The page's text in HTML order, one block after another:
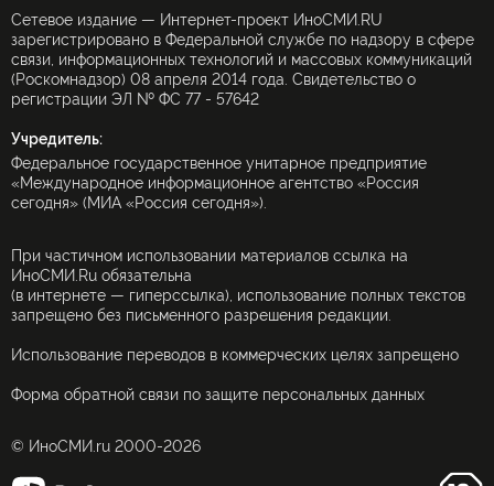
Сетевое издание — Интернет-проект ИноСМИ.RU
зарегистрировано в Федеральной службе по надзору в сфере
связи, информационных технологий и массовых коммуникаций
(Роскомнадзор) 08 апреля 2014 года. Свидетельство о
регистрации ЭЛ № ФС 77 - 57642
Учредитель:
Федеральное государственное унитарное предприятие
«Международное информационное агентство «Россия
сегодня» (МИА «Россия сегодня»).
При частичном использовании материалов ссылка на
ИноСМИ.Ru обязательна
(в интернете — гиперссылка), использование полных текстов
запрещено без письменного разрешения редакции.
Использование переводов в коммерческих целях запрещено
Форма обратной связи по защите персональных данных
© ИноСМИ.ru 2000-2026